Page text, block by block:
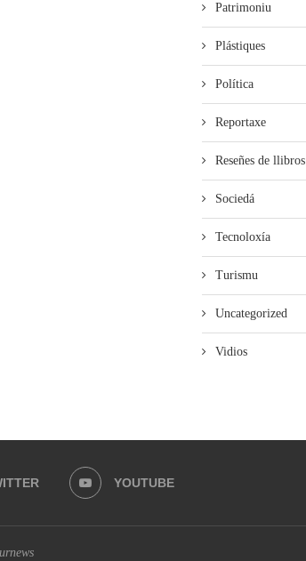
Patrimoniu
Plástiques
Política
Reportaxe
Reseñes de llibros
Sociedá
Tecnoloxía
Turismu
Uncategorized
Vidios
YOUTUBE